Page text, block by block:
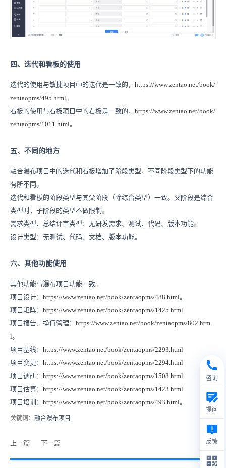
四、迭代和看板的使用
迭代的使用与敏捷项目中的迭代是一致的， https://www.zentao.net/book/
zentaopms/495.html。
看板的使用与看板项目中的看板是一致的， https://www.zentao.net/book/
zentaopms/1011.html。
五、不同的地方
融合瀑布项目中的迭代和看板增加了阶段类型，不同阶段类型下的功能
有所不同。
迭代和看板的阶段类型与其父阶段（除综合类型）一致。父阶段是综合
类型时，子阶段的类型不做限制。
需求类型、总结评审类型：无研发需求、测试、代码、版本功能。
设计类型：无测试、代码、文档、版本功能。
六、其他功能使用
其他功能与瀑布项目功能一致。
项目设计： https://www.zentao.net/book/zentaopms/488.html。
项目矩阵： https://www.zentao.net/book/zentaopms/1425.html
项目报告、挣值管理： https://www.zentao.net/book/zentaopms/802.htm
l。
项目基线： https://www.zentao.net/book/zentaopms/2293.html
项目变更： https://www.zentao.net/book/zentaopms/2294.html
项目调研： https://www.zentao.net/book/zentaopms/1508.html
项目估算： https://www.zentao.net/book/zentaopms/1423.html
项目培训： https://www.zentao.net/book/zentaopms/493.html。
关键词 ：融合瀑布项目
上一篇 下一篇
咨询
提问
反馈